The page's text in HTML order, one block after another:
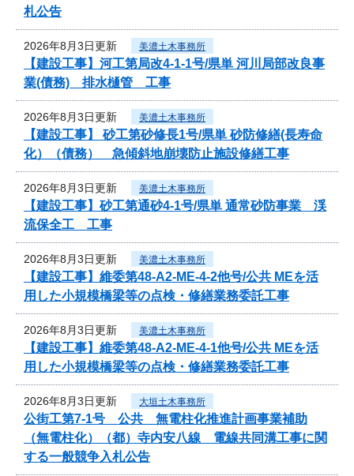
札公告
2026年8月3日更新 美濃土木事務所
【建設工事】河工第局改4-1-1号/県単 河川局部改良事
業(債務) 排水樋管 工事
2026年8月3日更新 美濃土木事務所
【建設工事】 砂工第砂修長1号/県単 砂防修繕(長寿命
化）（債務） 急傾斜地崩壊防止施設修繕工事
2026年8月3日更新 美濃土木事務所
【建設工事】砂工第通砂4-1号/県単 通常砂防事業 渓
流保全工 工事
2026年8月3日更新 美濃土木事務所
【建設工事】維委第48-A2-ME-4-2他号/公共 MEを活
用した小規模橋梁等の点検・修繕業務委託工事
2026年8月3日更新 美濃土木事務所
【建設工事】維委第48-A2-ME-4-1他号/公共 MEを活
用した小規模橋梁等の点検・修繕業務委託工事
2026年8月3日更新 大垣土木事務所
公街工第7-1号 公共 無電柱化推進計画事業補助
（無電柱化）（都）寺内安八線 電線共同溝工事に関
する一般競争入札公告